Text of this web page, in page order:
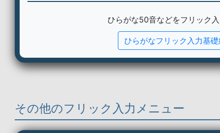
ひらがな50音などをフリック
ひらがなフリック入力基
その他のフリック入力メニュー